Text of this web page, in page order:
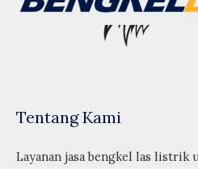
Tentang Kami
Layanan jasa bengkel las listrik